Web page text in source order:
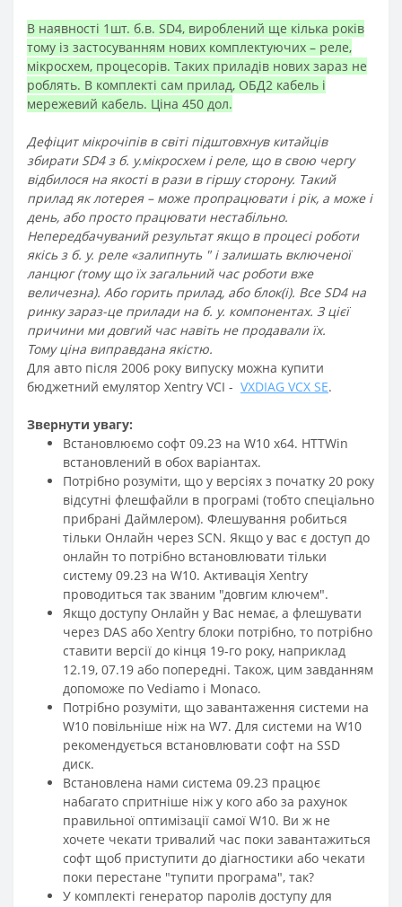
В наявності 1шт. б.в. SD4, вироблений ще кілька років
тому із застосуванням нових комплектуючих – реле,
мікросхем, процесорів. Таких приладів нових зараз не
роблять. В комплекті сам прилад, ОБД2 кабель і
мережевий кабель. Ціна 450 дол.
Дефіцит мікрочіпів в світі підштовхнув китайців
збирати SD4 з б. у.мікросхем і реле, що в свою чергу
відбилося на якості в рази в гіршу сторону. Такий
прилад як лотерея – може пропрацювати і рік, а може і
день, або просто працювати нестабільно.
Непередбачуваний результат якщо в процесі роботи
якісь з б. у. реле «залипнуть " і залишать включеної
ланцюг (тому що їх загальний час роботи вже
величезна). Або горить прилад, або блок(і). Все SD4 на
ринку зараз-це прилади на б. у. компонентах. З цієї
причини ми довгий час навіть не продавали їх.
Тому ціна виправдана якістю.
Для авто після 2006 року випуску можна купити
бюджетний емулятор Xentry VCI - VXDIAG VCX SE.
Звернути увагу:
Встановлюємо софт 09.23 на W10 x64. HTTWin
встановлений в обох варіантах.
Потрібно розуміти, що у версіях з початку 20 року
відсутні флешфайли в програмі (тобто спеціально
прибрані Даймлером). Флешування робиться
тільки Онлайн через SCN. Якщо у вас є доступ до
онлайн то потрібно встановлювати тільки
систему 09.23 на W10. Активація Xentry
проводиться так званим "довгим ключем".
Якщо доступу Онлайн у Вас немає, а флешувати
через DAS або Xentry блоки потрібно, то потрібно
ставити версії до кінця 19-го року, наприклад
12.19, 07.19 або попередні. Також, цим завданням
допоможе по Vediamo і Monaco.
Потрібно розуміти, що завантаження системи на
W10 повільніше ніж на W7. Для системи на W10
рекомендується встановлювати софт на SSD
диск.
Встановлена нами система 09.23 працює
набагато спритніше ніж у кого або за рахунок
правильної оптимізації самої W10. Ви ж не
хочете чекати тривалий час поки завантажиться
софт щоб приступити до діагностики або чекати
поки перестане "тупити програма", так?
У комплекті генератор паролів доступу для